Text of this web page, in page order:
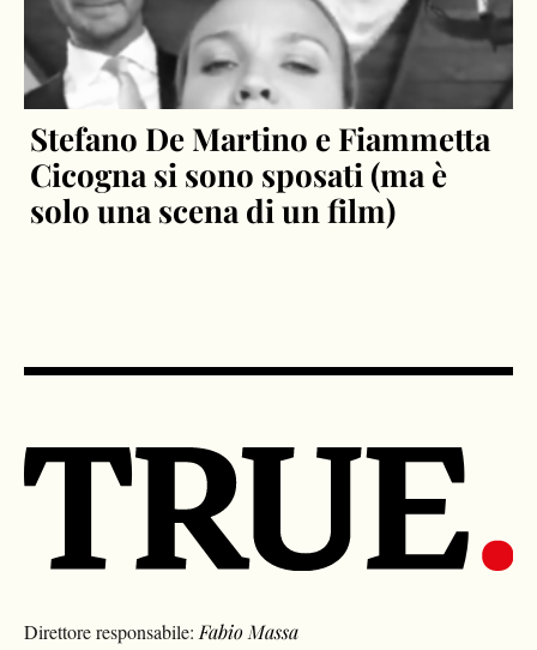
Stefano De Martino e Fiammetta
Cicogna si sono sposati (ma è
solo una scena di un film)
Direttore responsabile: Fabio Massa